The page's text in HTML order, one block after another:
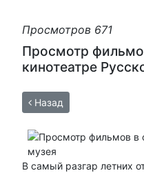
Просмотров 671
Просмотр
кинотеатре
Назад
В самый разгар летних